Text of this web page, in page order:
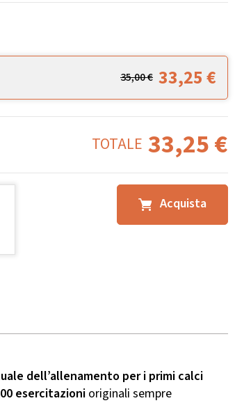
35,00€ 33,25€
TOTALE 33,25€
Acquista
dell’allenamento per i primi calci
esercitazionioriginali sempre